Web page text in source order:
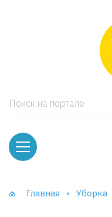
Поиск на портале
Главная Уборка
и тумбы